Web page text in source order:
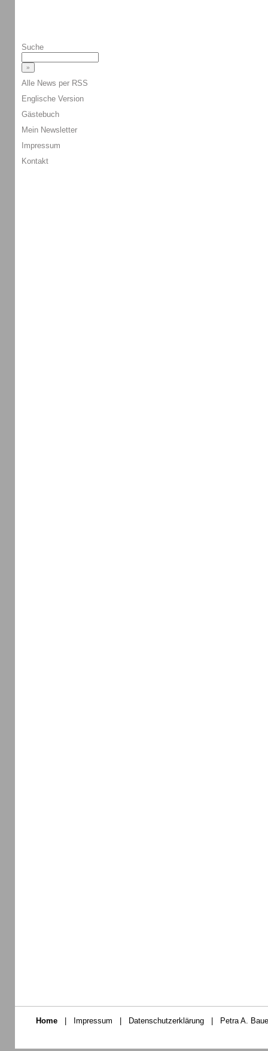
Suche
Alle News per RSS
Englische Version
Gästebuch
Mein Newsletter
Impressum
Kontakt
Home Impressum Datenschutzerklärung Petra A.